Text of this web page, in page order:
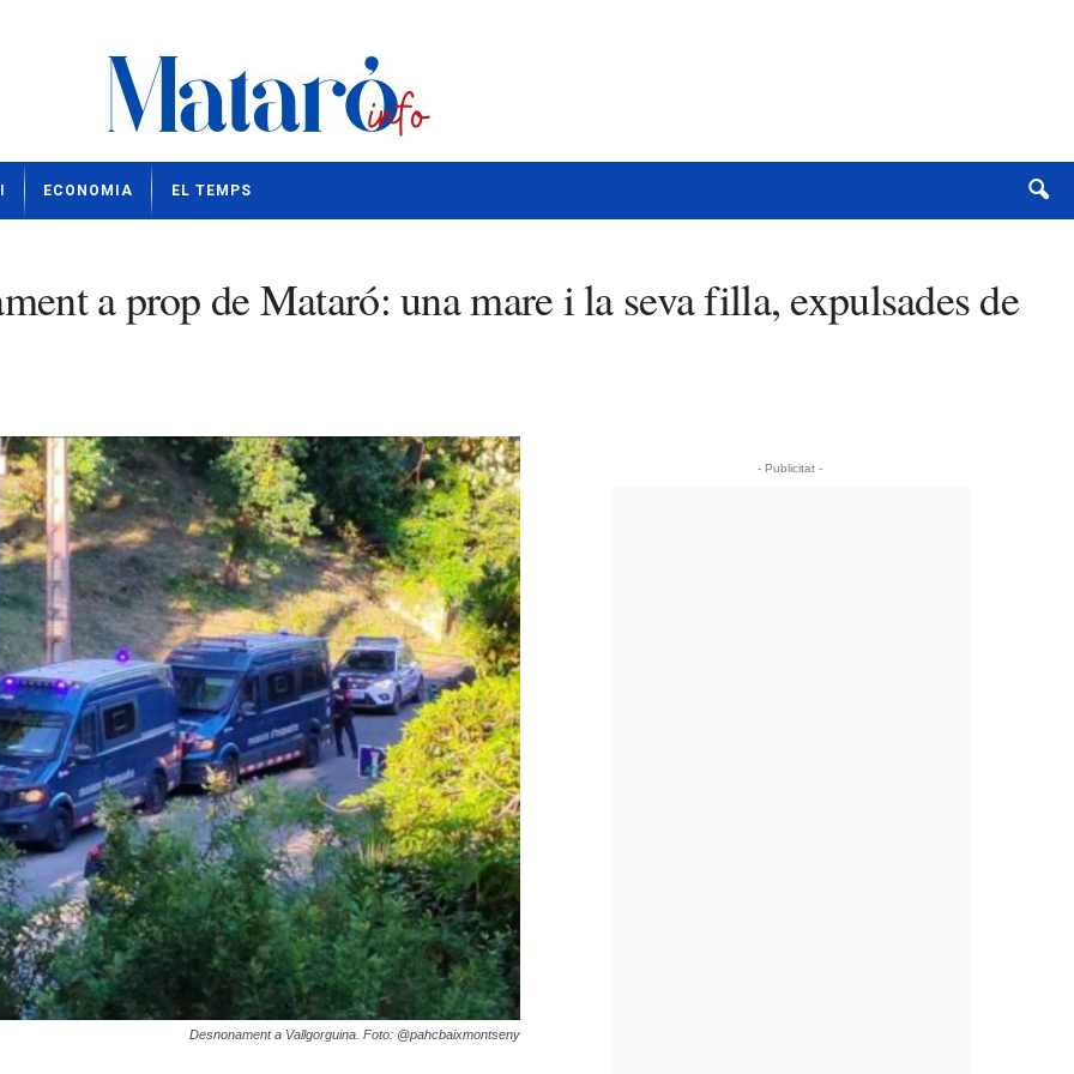
ECONOMIA EL TEMPS
a prop de Mataró: una mare i la seva filla, expulsades de
Desnonament a Vallgorguina. Foto: @pahcbaixmontseny
- Publicitat -